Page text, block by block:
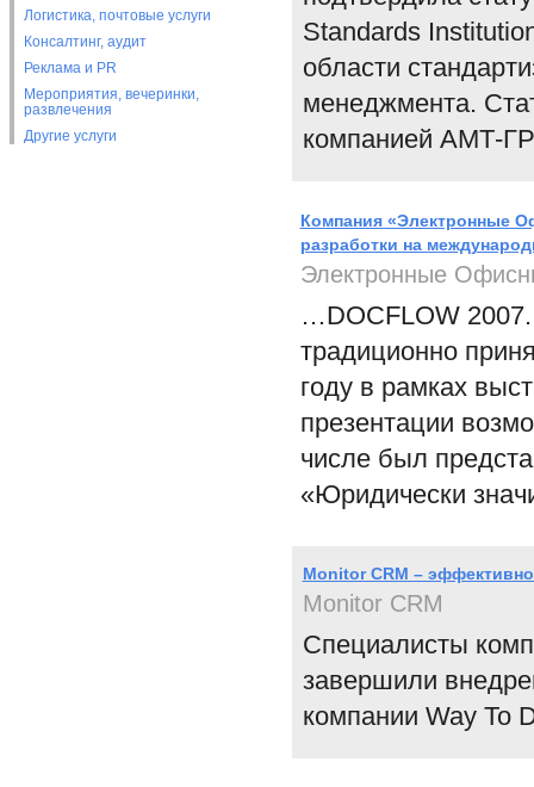
Логистика, почтовые услуги
Консалтинг, аудит
Реклама и PR
Мероприятия, вечеринки,
развлечения
Другие услуги
Standards
области
менеджмента.
компанией АМТ-
Компания «Электронные
разработки на
Электронные
…DOCFLOW
традиционно
году в рамках
презентации
числе был
«Юридически
Monitor CRM –
Monitor CRM
Специалисты
завершили
компании Way